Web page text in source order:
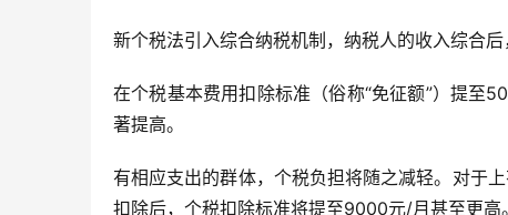
新个税法引入综合纳税机制，纳税人的收入综合
在个税基本费用扣除标准（俗称“免征额”）提至
著提高。
有相应支出的群体，个税负担将随之减轻。对于
扣除后，个税扣除标准将提至9000元/月甚至更高。